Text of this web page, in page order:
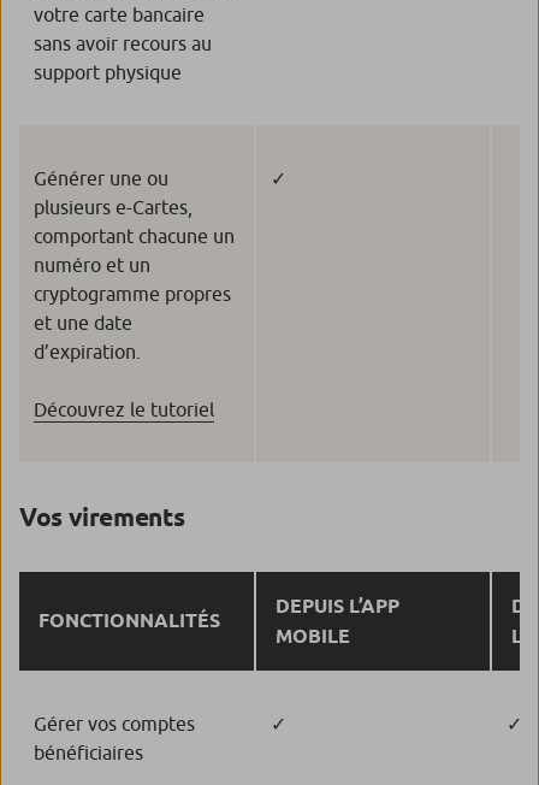
votre carte bancaire
sans avoir recours au
support physique
Générer une ou
plusieurs e-Cartes,
comportant chacune un
numéro et un
cryptogramme propres
et une date
d’expiration.
Découvrez le tutoriel
✓
Vos virements
FONCTIONNALITÉS
DEPUIS L’APP
MOBILE
Gérer vos comptes
bénéficiaires
✓ ✓